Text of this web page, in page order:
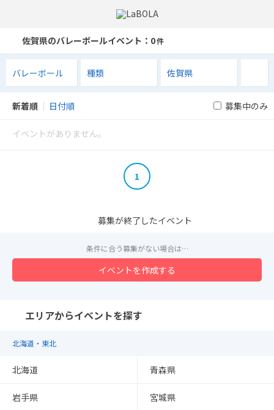
佐賀県のバレーボールイベント ：0件
新着順 ｜ 日付順 募集中のみ
イベントがありません。
1
募集が終了したイベント
条件に合う募集がない場合は…
イベントを作成する
エリアからイベントを探す
北海道・東北
北海道 青森県
岩手県 宮城県